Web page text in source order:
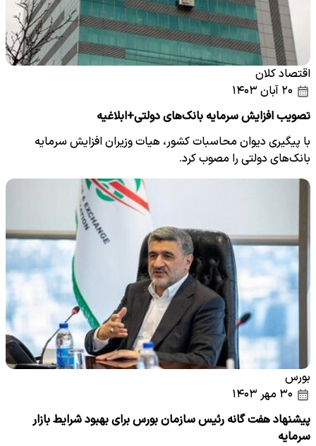
اقتصاد کلان
تصویب افزایش سرمایه بانک‌های دولتی+ابلاغیه
با پیگیری دیوان محاسبات کشور، هیات وزیران افزایش سرمایه
بانک‌های دولتی را مصوب کرد.
بورس
پیشنهاد هفت گانه رئیس سازمان بورس برای بهبود شرایط بازار
سرمایه